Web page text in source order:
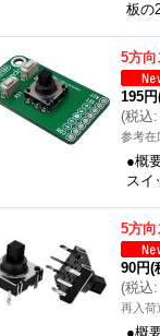
板の
5方
195円
(税込:
参考在
●概
スイ
5方
90円(
(税込:
再入荷
●概